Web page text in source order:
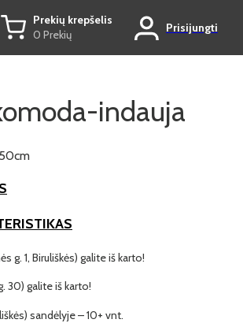
Prekių krepšelis
0 Prekių
Prisijungti
indauja
g. 1, Biruliškės) galite iš karto!
30) galite iš karto!
sandėlyje – 10+ vnt.